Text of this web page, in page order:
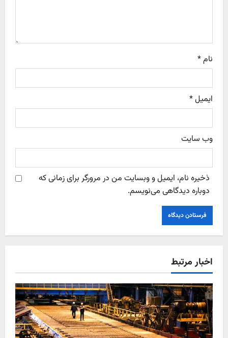
نام*
ایمیل*
وب‌ سایت
ذخیره نام، ایمیل و وبسایت من در مرورگر برای زمانی که
دوباره دیدگاهی می‌نویسم.
اخبار مرتبط